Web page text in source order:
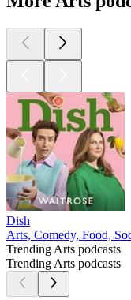
Dish
Arts, Comedy, Food,
Trending Arts podcasts
Trending Arts podcasts